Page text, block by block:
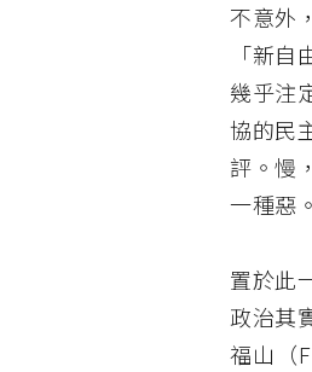
不意外
「新
幾乎注
協的民
評。慢
一種惡。
置於此
政治其
福山（